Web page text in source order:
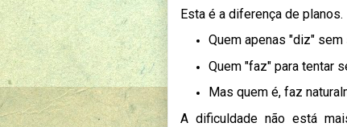
Esta é a diferença de planos.
Quem apenas "diz"
Quem "faz" para tentar
Mas quem é, faz
A dificuldade não está